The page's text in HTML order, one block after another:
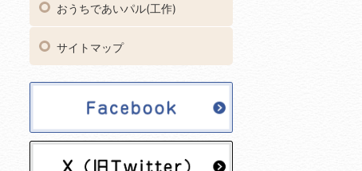
おうちであいパル(工作)
サイトマップ